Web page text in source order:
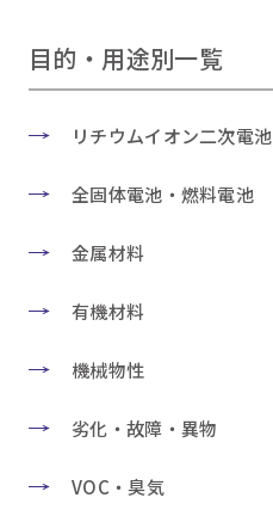
目的・用途別一覧
リチウムイオン二次電池
全固体電池・燃料電池
金属材料
有機材料
機械物性
劣化・故障・異物
VOC・臭気